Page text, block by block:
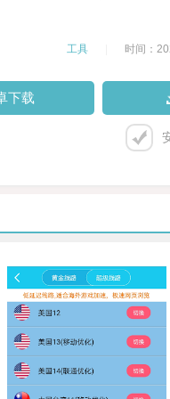
工具 时间：
下载